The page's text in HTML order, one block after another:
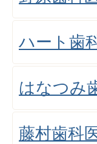
ハート歯
はなつみ
藤村歯科